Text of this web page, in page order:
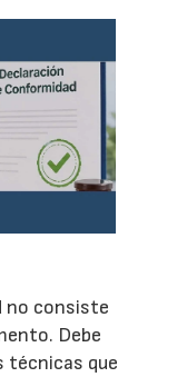
no consiste
Debe
técnicas que